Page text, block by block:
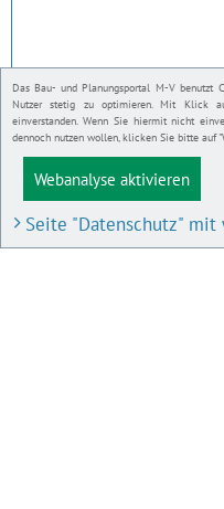
Das Bau- und Planungsportal M-V
Nutzer stetig zu optimieren. Mit Klick
einverstanden. Wenn Sie hiermit nicht
dennoch nutzen wollen, klicken Sie bitte auf
Webanalyse aktivieren
Seite "Datenschutz"